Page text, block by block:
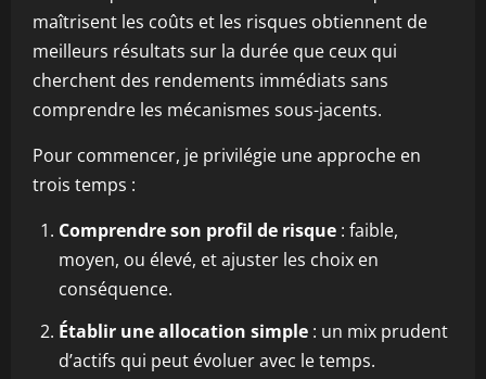
maîtrisent les coûts et les risques obtiennent de
meilleurs résultats sur la durée que ceux qui
cherchent des rendements immédiats sans
comprendre les mécanismes sous-jacents.
Pour commencer, je privilégie une approche en
trois temps :
Comprendre son profil de risque : faible,
moyen, ou élevé, et ajuster les choix en
conséquence.
Établir une allocation simple : un mix prudent
d’actifs qui peut évoluer avec le temps.